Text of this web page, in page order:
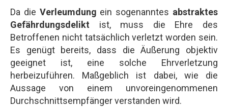
Da die Verleumdung ein sogenanntes abstraktes
Gefährdungsdelikt ist, muss die Ehre des
Betroffenen nicht tatsächlich verletzt worden sein.
Es genügt bereits, dass die Äußerung objektiv
geeignet ist, eine solche Ehrverletzung
herbeizuführen. Maßgeblich ist dabei, wie die
Aussage von einem unvoreingenommenen
Durchschnittsempfänger verstanden wird.